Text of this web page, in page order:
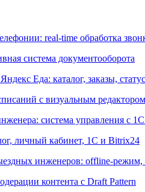
real-time обработка
система документооборота
Еда: каталог, заказы,
с визуальным
система управления с
личный кабинет, 1С и Bitrix24
инженеров: offline-
контента с Draft Pattern